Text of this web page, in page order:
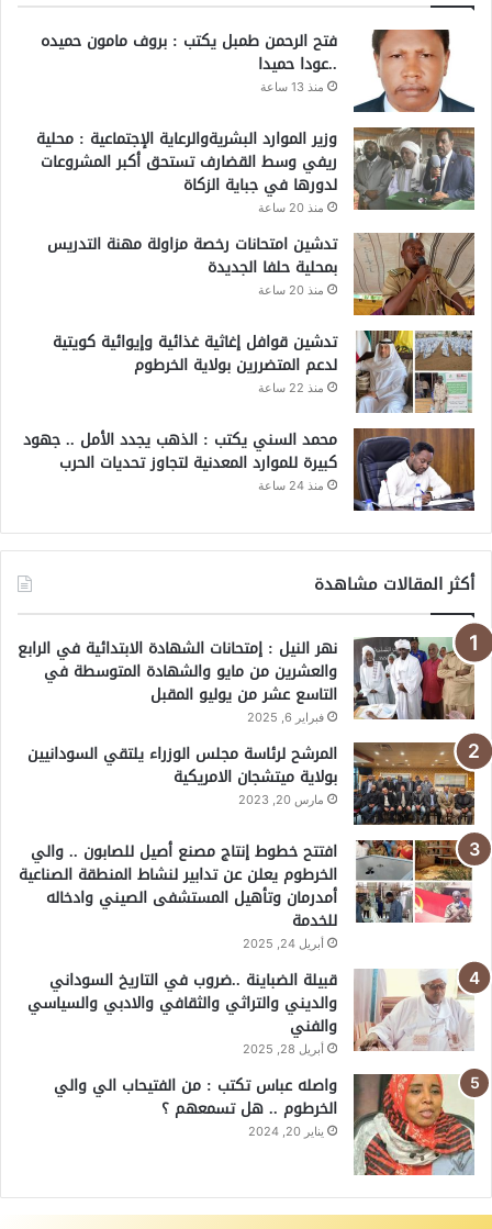
فتح الرحمن طمبل يكتب : بروف مامون حميده
..عودا حميدا
منذ 13 ساعة
وزير الموارد البشريةوالرعاية الإجتماعية : محلية
ريفي وسط القضارف تستحق أكبر المشروعات
لدورها في جباية الزكاة
منذ 20 ساعة
تدشين امتحانات رخصة مزاولة مهنة التدريس
بمحلية حلفا الجديدة
منذ 20 ساعة
تدشين قوافل إغاثية غذائية وإيوائية كويتية
لدعم المتضررين بولاية الخرطوم
منذ 22 ساعة
محمد السني يكتب : الذهب يجدد الأمل .. جهود
كبيرة للموارد المعدنية لتجاوز تحديات الحرب
منذ 24 ساعة
أكثر المقالات مشاهدة
نهر النيل : إمتحانات الشهادة الابتدائية في الرابع
والعشرين من مايو والشهادة المتوسطة في
التاسع عشر من يوليو المقبل
فبراير 6, 2025
المرشح لرئاسة مجلس الوزراء يلتقي السودانيين
بولاية ميتشجان الامريكية
مارس 20, 2023
افتتح خطوط إنتاج مصنع أصيل للصابون .. والي
الخرطوم يعلن عن تدابير لنشاط المنطقة الصناعية
أمدرمان وتأهيل المستشفى الصيني وادخاله
للخدمة
أبريل 24, 2025
قبيلة الضباينة ..ضروب في التاريخ السوداني
والديني والتراثي والثقافي والادبي والسياسي
والفني
أبريل 28, 2025
واصله عباس تكتب : من الفتيحاب الي والي
الخرطوم .. هل تسمعهم ؟
يناير 20, 2024